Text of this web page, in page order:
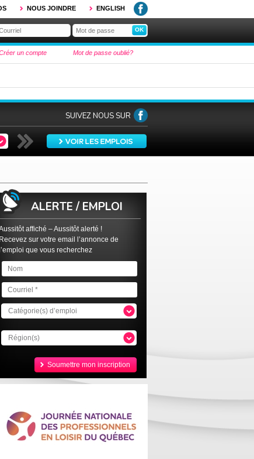
ENGLISH
NOUS JOINDRE
Mot de passe oublié?
un compte
SUIVEZ NOUS SUR
ALERTE / EMPLOI
affiché – Aussitôt alerté !
Recevez sur votre email l’annonce de
que vous recherchez
Catégorie(s) d’emploi
Région(s)